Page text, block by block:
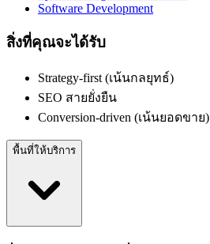
Software Development
สิ่งที่คุณจะได้รับ
Strategy-first (เน้นกลยุทธ์)
SEO สายยั่งยืน
Conversion-driven (เน้นยอดขาย)
พื้นที่ให้บริการ